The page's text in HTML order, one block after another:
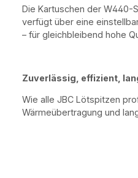
Die Kartuschen der W440-
verfügt über eine
– für gleichbleibend hohe
Zuverlässig, effizient,
Wie alle JBC Lötspitzen
Wärmeübertragung und